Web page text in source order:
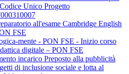
Unico Progetto
all'esame Cambridge English
FSE
mente - PON FSE - Inizio corso
digitale – PON FSE
incarico Preposto alla pubblicità
di inclusione sociale e lotta al